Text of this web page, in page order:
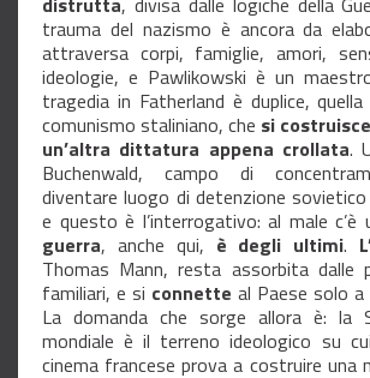
trauma del nazismo è ancora da
attraversa corpi, famiglie, amori,
ideologie, e Pawlikowski è un
tragedia in Fatherland è duplice,
comunismo staliniano, che si
un’altra dittatura appena crollata.
Buchenwald, campo di
diventare luogo di detenzione
e questo è l’interrogativo: al male c’è
guerra, anche qui, è degli ultimi.
Thomas Mann, resta assorbita dalle
familiari, e si connette al Paese solo a
La domanda che sorge allora è: la
mondiale è il terreno ideologico su
cinema francese prova a costruire una